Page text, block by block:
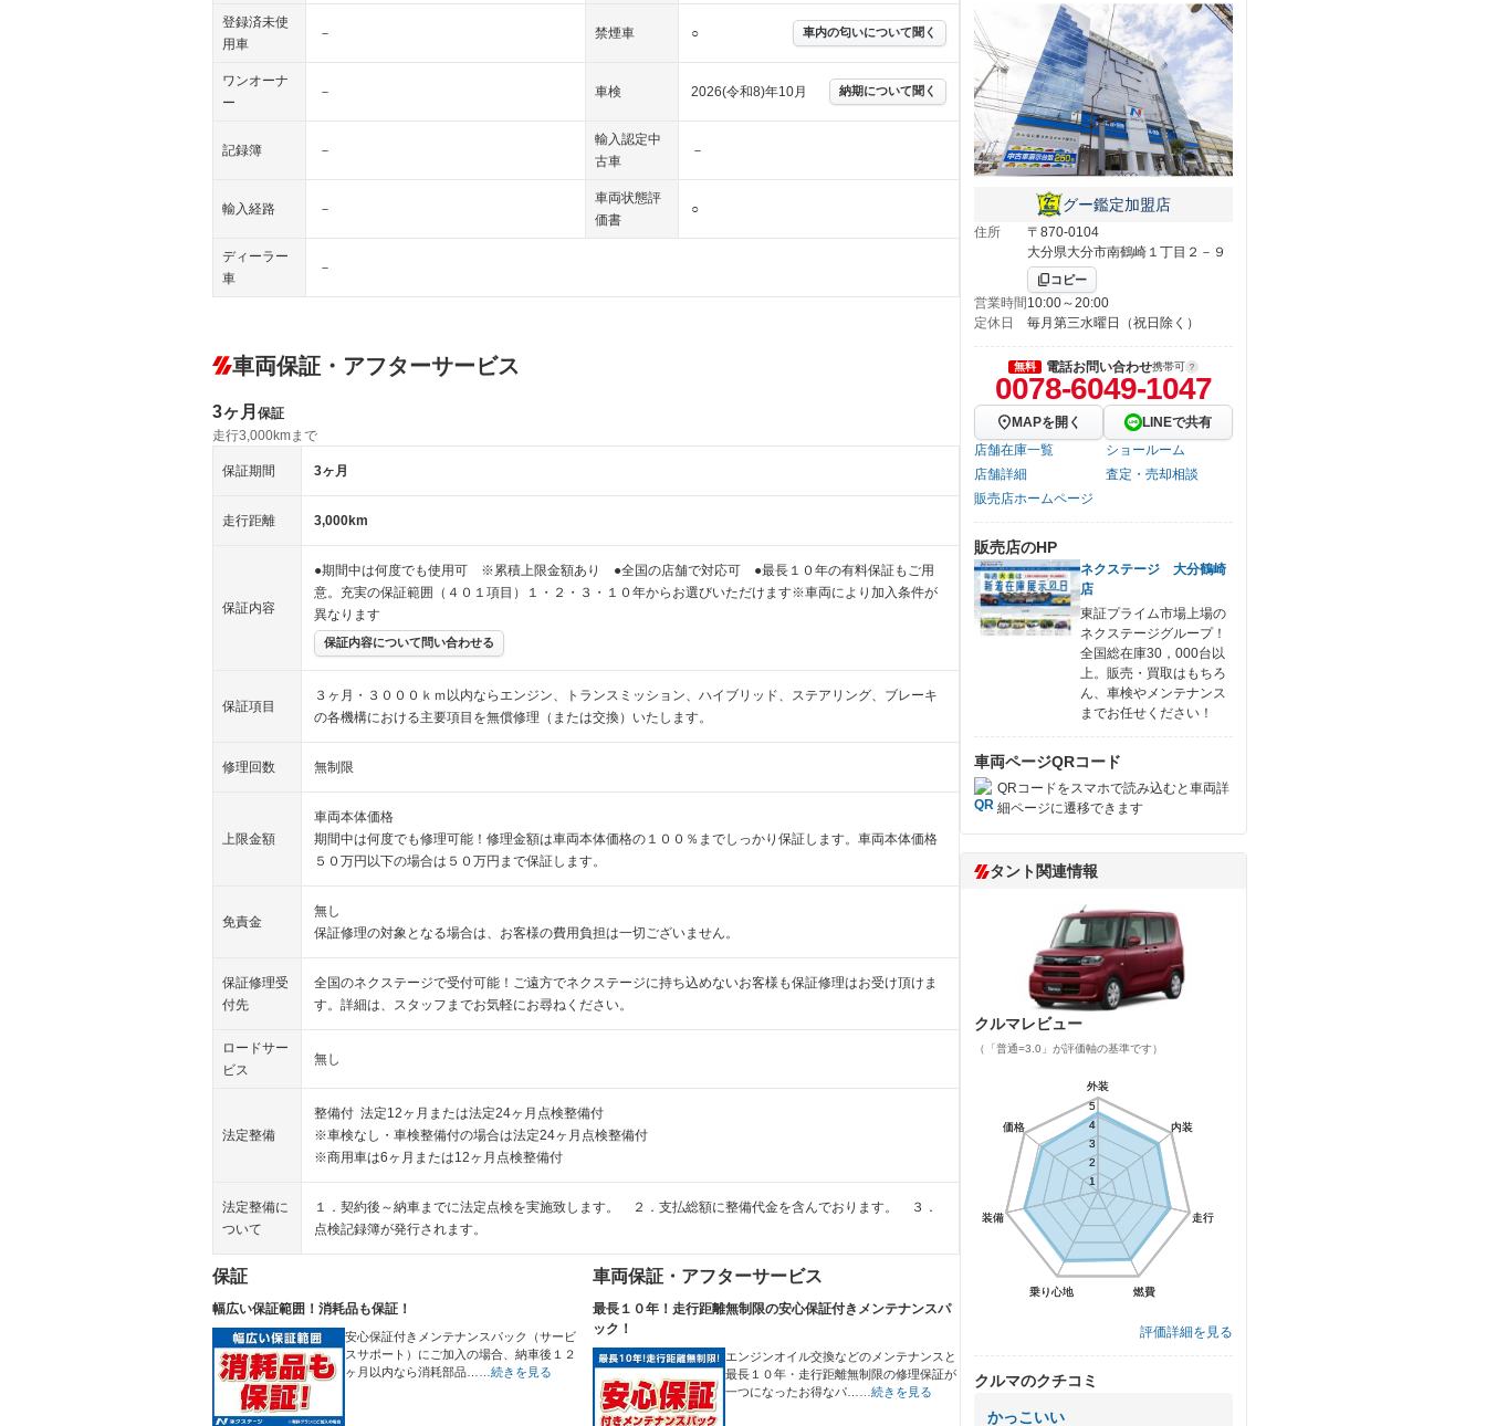
登録済未使
用車
－ 禁煙車 ○ 車内の匂いについて聞く
ワンオーナ
ー
－ 車検 2026(令和8)年10月 納期について聞く
記録簿 －
輸入認定中
古車
－
輸入経路 －
車両状態評
価書
○
ディーラー
車
－
車両保証・アフターサービス
3ヶ月 保証
走行3,000kmまで
保証期間 3ヶ月
走行距離 3,000km
保証内容
●期間中は何度でも使用可 ※累積上限金額あり ●全国の店舗で対応可 ●最長１０年の有料保証もご用
意。充実の保証範囲（４０１項目）１・２・３・１０年からお選びいただけます※車両により加入条件が
異なります
保証内容について問い合わせる
保証項目
３ヶ月・３０００ｋｍ以内ならエンジン、トランスミッション、ハイブリッド、ステアリング、ブレーキ
の各機構における主要項目を無償修理（または交換）いたします。
修理回数 無制限
上限金額
車両本体価格
期間中は何度でも修理可能！修理金額は車両本体価格の１００％までしっかり保証します。車両本体価格
５０万円以下の場合は５０万円まで保証します。
免責金
無し
保証修理の対象となる場合は、お客様の費用負担は一切ございません。
保証修理受
付先
全国のネクステージで受付可能！ご遠方でネクステージに持ち込めないお客様も保証修理はお受け頂けま
す。詳細は、スタッフまでお気軽にお尋ねください。
ロードサー
ビス
無し
法定整備
整備付 法定12ヶ月または法定24ヶ月点検整備付
※車検なし・車検整備付の場合は法定24ヶ月点検整備付
※商用車は6ヶ月または12ヶ月点検整備付
法定整備に
ついて
１．契約後～納車までに法定点検を実施致します。 ２．支払総額に整備代金を含んでおります。 ３．
点検記録簿が発行されます。
保証
幅広い保証範囲！消耗品も保証！
安心保証付きメンテナンスパック（サービ
スサポート）にご加入の場合、納車後１２
ヶ月以内なら消耗部品…
…続きを見る
車両保証・アフターサービス
最長１０年！走行距離無制限の安心保証付きメンテナンスパ
ック！
エンジンオイル交換などのメンテナンスと
最長１０年・走行距離無制限の修理保証が
一つになったお得なパ…
…続きを見る
グー鑑定加盟店
住所
〒870-0104
大分県大分市南鶴崎１丁目２－９
コピー
営業時間 10:00～20:00
定休日
毎月第三水曜日（祝日除く）
無料 電話お問い合わせ携帯可
0078-6049-1047
MAPを開く
LINEで共有
店舗在庫一覧
ショールーム
店舗詳細
査定・売却相談
販売店ホームページ
販売店のHP
ネクステージ 大分鶴崎
店
東証プライム市場上場の
ネクステージグループ！
全国総在庫30，000台以
上。販売・買取はもちろ
ん、車検やメンテナンス
までお任せください！
車両ページQRコード
QRコードをスマホで読み込むと車両詳
細ページに遷移できます
タント関連情報
クルマレビュー
（「普通=3.0」が評価軸の基準です）
外装
内装
走行
燃費
乗り心地
装備
価格
1
2
3
4
5
外装
内装
走行
燃費
乗り心地
装備
価格
1
2
3
4
5
評価詳細を見る
クルマのクチコミ
かっこいい